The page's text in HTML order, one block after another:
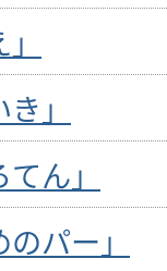
」
ん」
パー」